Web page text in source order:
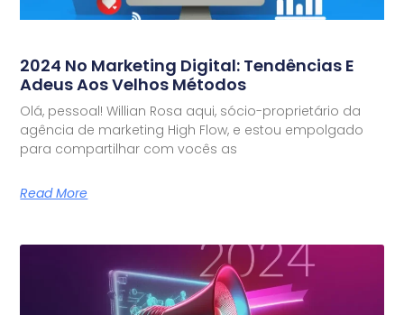
2024 No Marketing Digital: Tendências E
Adeus Aos Velhos Métodos
Olá, pessoal! Willian Rosa aqui, sócio-proprietário da
agência de marketing High Flow, e estou empolgado
para compartilhar com vocês as
Read More